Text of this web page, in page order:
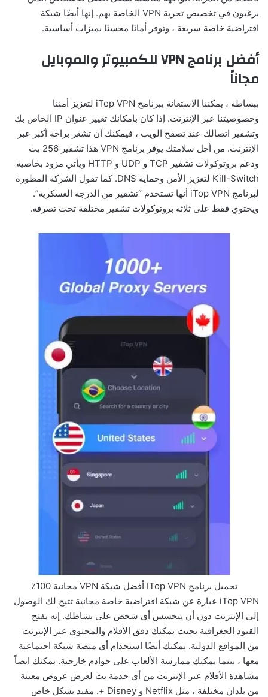
يرغبون في تخصيص تجربة VPN الخاصة بهم. إنها أيضًا شبكة
افتراضية خاصة سريعة ، وتوفر أمانًا محسنًا بميزات أساسية.
أفضل برنامج VPN للكمبيوتر والموبايل
مجاناً
ببساطة ، يمكننا الاستعانة ببرنامج iTop VPN لتعزيز أمننا
وخصوصيتنا عبر الإنترنت. إذا كان بإمكانك تغيير عنوان IP الخاص بك
وتشفير اتصالك عند تصفح الويب ، فيمكنك أن تشعر براحة أكبر عبر
الإنترنت. من أجل سلامتك يوفر برنامج VPN هذا تشفير 256 بت
ودعم بروتوكولات تشفير TCP و UDP و HTTP ويأتي مزود بخاصية
Kill-Switch لتعزيز الأمن وحماية DNS. كما تقول الشركة المطورة
لبرنامج iTop VPN أنها تستخدم “تشفير من الدرجة العسكرية”.
ويحتوي فقط على ثلاثة بروتوكولات تشفير مختلفة تحت تصرفه.
تحميل برنامج ITop VPN أفضل شبكة VPN مجانية 100٪
iTop VPN عبارة عن شبكة افتراضية خاصة مجانية تتيح لك الوصول
إلى الإنترنت دون أن يتجسس أي شخص على نشاطك. إنه يفتح
القيود الجغرافية بحيث يمكنك دفق الأفلام والمحتوى عبر الإنترنت
من المواقع الدولية. يمكنك أيضًا استخدام أي منصة شبكة اجتماعية
معها ، بينما يمكنك ممارسة الألعاب على خوادم خارجية. يمكنك ايضاً
مشاهدة الأفلام عبر الإنترنت من أي خدمة بث لعرض عروض معينة
من بلدان مختلفة ، مثل Netflix و Disney +. مفيد بشكل خاص